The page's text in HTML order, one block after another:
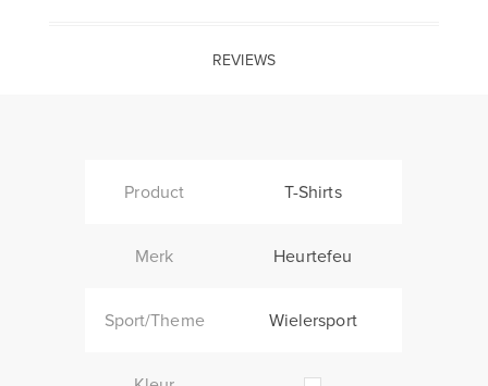
REVIEWS
Product T-Shirts
Merk Heurtefeu
Sport/Theme Wielersport